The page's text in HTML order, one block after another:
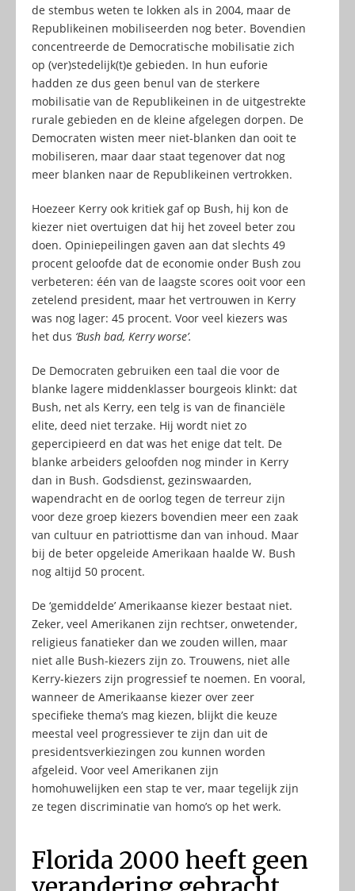
de stembus weten te lokken als in 2004, maar de
Republikeinen mobiliseerden nog beter. Bovendien
concentreerde de Democratische mobilisatie zich
op (ver)stedelijk(t)e gebieden. In hun euforie
hadden ze dus geen benul van de sterkere
mobilisatie van de Republikeinen in de uitgestrekte
rurale gebieden en de kleine afgelegen dorpen. De
Democraten wisten meer niet-blanken dan ooit te
mobiliseren, maar daar staat tegenover dat nog
meer blanken naar de Republikeinen vertrokken.
Hoezeer Kerry ook kritiek gaf op Bush, hij kon de
kiezer niet overtuigen dat hij het zoveel beter zou
doen. Opiniepeilingen gaven aan dat slechts 49
procent geloofde dat de economie onder Bush zou
verbeteren: één van de laagste scores ooit voor een
zetelend president, maar het vertrouwen in Kerry
was nog lager: 45 procent. Voor veel kiezers was
het dus ‘Bush bad, Kerry worse’.
De Democraten gebruiken een taal die voor de
blanke lagere middenklasser bourgeois klinkt: dat
Bush, net als Kerry, een telg is van de financiële
elite, deed niet terzake. Hij wordt niet zo
gepercipieerd en dat was het enige dat telt. De
blanke arbeiders geloofden nog minder in Kerry
dan in Bush. Godsdienst, gezinswaarden,
wapendracht en de oorlog tegen de terreur zijn
voor deze groep kiezers bovendien meer een zaak
van cultuur en patriottisme dan van inhoud. Maar
bij de beter opgeleide Amerikaan haalde W. Bush
nog altijd 50 procent.
De ‘gemiddelde’ Amerikaanse kiezer bestaat niet.
Zeker, veel Amerikanen zijn rechtser, onwetender,
religieus fanatieker dan we zouden willen, maar
niet alle Bush-kiezers zijn zo. Trouwens, niet alle
Kerry-kiezers zijn progressief te noemen. En vooral,
wanneer de Amerikaanse kiezer over zeer
specifieke thema’s mag kiezen, blijkt die keuze
meestal veel progressiever te zijn dan uit de
presidentsverkiezingen zou kunnen worden
afgeleid. Voor veel Amerikanen zijn
homohuwelijken een stap te ver, maar tegelijk zijn
ze tegen discriminatie van homo’s op het werk.
Florida 2000 heeft geen